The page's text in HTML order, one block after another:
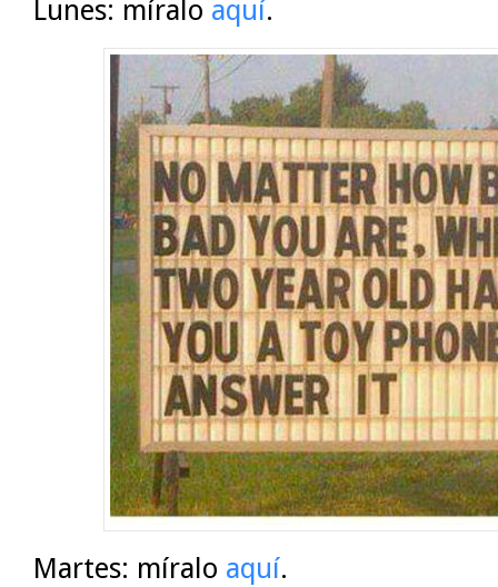
Lunes: míralo aquí.
Martes: míralo aquí.